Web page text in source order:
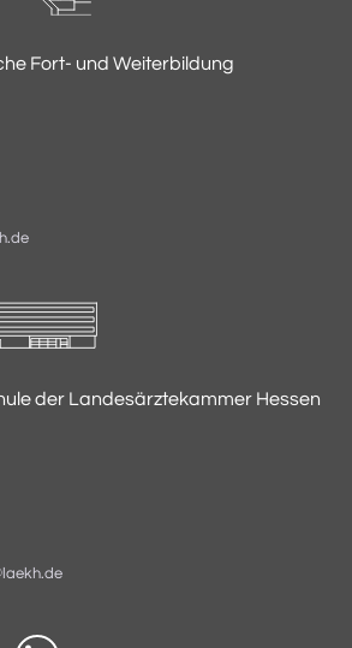
Fort- und Weiterbildung
der Landesärztekammer Hessen